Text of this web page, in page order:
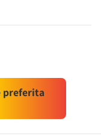
preferita